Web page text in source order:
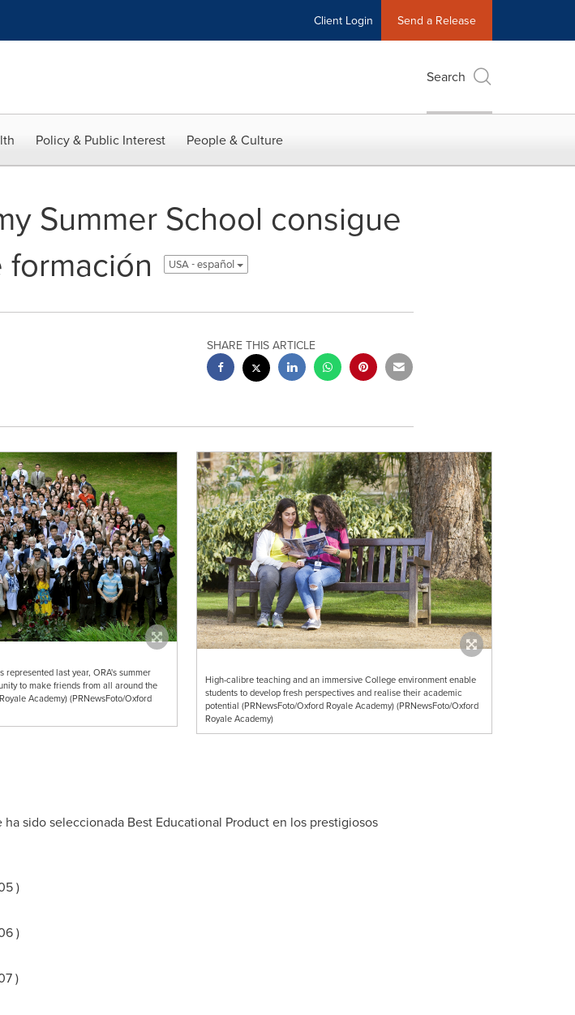
Client Login Send a Release
Search
Policy & Public Interest People & Culture
Summer School consigue
USA - español
SHARE THIS ARTICLE
last year, ORA's summer
to make friends from all around the
Academy) (PRNewsFoto/Oxford
High-calibre teaching and an immersive College environment enable
students to develop fresh perspectives and realise their academic
potential (PRNewsFoto/Oxford Royale Academy) (PRNewsFoto/Oxford
Royale Academy)
sido seleccionada Best Educational Product en los prestigiosos
)
)
)